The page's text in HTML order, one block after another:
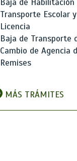
Baja de Habilitación
Transporte Escolar
Licencia
Baja de Transporte
Cambio de Agencia
Remises
MÁS TRÁMITES